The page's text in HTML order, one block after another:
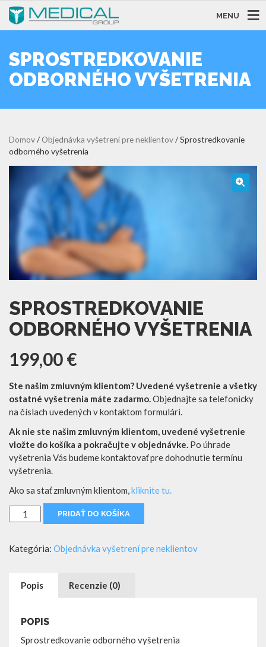
MENU
SPROSTREDKOVANIE
ODBORNÉHO VYŠETRENIA
Domov/ Objednávka vyšetrení pre neklientov/ Sprostredkovanie
odborného vyšetrenia
SPROSTREDKOVANIE
ODBORNÉHO VYŠETRENIA
199,00€
Ste našim zmluvným klientom? Uvedené vyšetrenie a všetky
ostatné vyšetrenia máte zadarmo. Objednajte sa telefonicky
na číslach uvedených v kontaktom formulári.
Ak nie ste našim zmluvným klientom, uvedené vyšetrenie
vložte do košíka a pokračujte v objednávke. Po úhrade
vyšetrenia Vás budeme kontaktovať pre dohodnutie termínu
vyšetrenia.
Ako sa stať zmluvným klientom, kliknite tu.
množstvo
Sprostredkovanie
vyšetrenia
PRIDAŤ DO KOŠÍKA
Kategória: Objednávka vyšetrení pre neklientov
Popis Recenzie (0)
POPIS
Sprostredkovanie odborného vyšetrenia